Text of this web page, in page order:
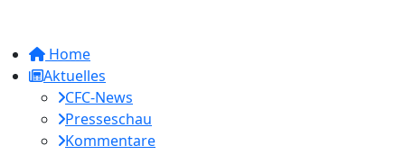
Home
Aktuelles
CFC-News
Presseschau
Kommentare